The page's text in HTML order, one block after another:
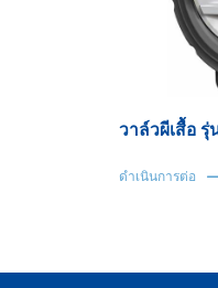
วาล์วผีเสื้อ รุ่
ดำเนินการต่อ